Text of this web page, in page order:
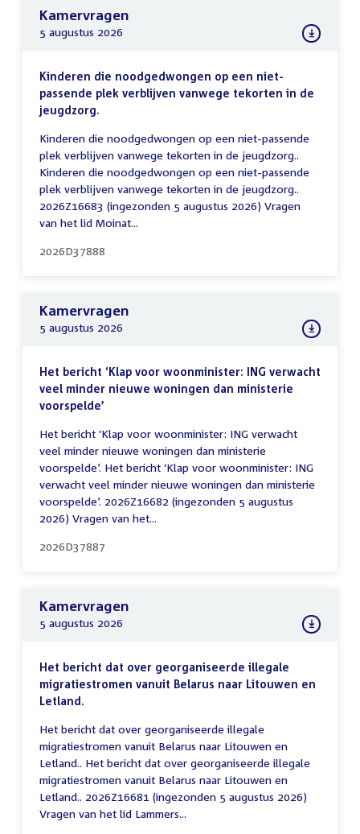
Kamervragen
5 augustus 2026
Kinderen die noodgedwongen op een niet-
passende plek verblijven vanwege tekorten in de
jeugdzorg.
Kinderen die noodgedwongen op een niet-passende
plek verblijven vanwege tekorten in de jeugdzorg..
Kinderen die noodgedwongen op een niet-passende
plek verblijven vanwege tekorten in de jeugdzorg..
2026Z16683 (ingezonden 5 augustus 2026) Vragen
van het lid Moinat...
2026D37888
Kamervragen
5 augustus 2026
Het bericht ‘Klap voor woonminister: ING verwacht
veel minder nieuwe woningen dan ministerie
voorspelde’
Het bericht ‘Klap voor woonminister: ING verwacht
veel minder nieuwe woningen dan ministerie
voorspelde’. Het bericht ‘Klap voor woonminister: ING
verwacht veel minder nieuwe woningen dan ministerie
voorspelde’. 2026Z16682 (ingezonden 5 augustus
2026) Vragen van het...
2026D37887
Kamervragen
5 augustus 2026
Het bericht dat over georganiseerde illegale
migratiestromen vanuit Belarus naar Litouwen en
Letland.
Het bericht dat over georganiseerde illegale
migratiestromen vanuit Belarus naar Litouwen en
Letland.. Het bericht dat over georganiseerde illegale
migratiestromen vanuit Belarus naar Litouwen en
Letland.. 2026Z16681 (ingezonden 5 augustus 2026)
Vragen van het lid Lammers...